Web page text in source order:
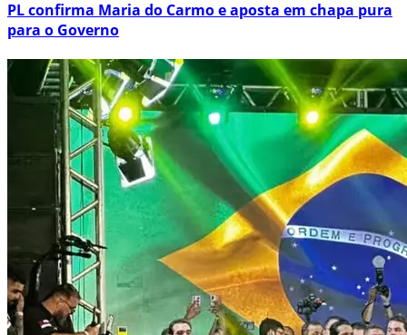
PL confirma Maria do Carmo e aposta em chapa pura
para o Governo